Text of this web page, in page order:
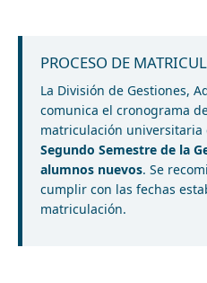
PROCESO DE
La División de Gestiones,
comunica el cronograma
matriculación
Segundo Semestre de la
alumnos nuevos. Se
cumplir con las fechas
matriculación.